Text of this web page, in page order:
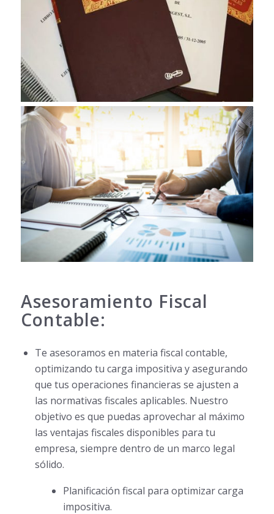
Asesoramiento Fiscal
Contable:
Te asesoramos en materia fiscal contable,
optimizando tu carga impositiva y asegurando
que tus operaciones financieras se ajusten a
las normativas fiscales aplicables. Nuestro
objetivo es que puedas aprovechar al máximo
las ventajas fiscales disponibles para tu
empresa, siempre dentro de un marco legal
sólido.
Planificación fiscal para optimizar carga
impositiva.